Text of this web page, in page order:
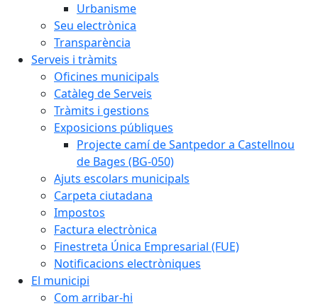
Urbanisme
Seu electrònica
Transparència
Serveis i tràmits
Oficines municipals
Catàleg de Serveis
Tràmits i gestions
Exposicions públiques
Projecte camí de Santpedor a Castellnou
de Bages (BG-050)
Ajuts escolars municipals
Carpeta ciutadana
Impostos
Factura electrònica
Finestreta Única Empresarial (FUE)
Notificacions electròniques
El municipi
Com arribar-hi